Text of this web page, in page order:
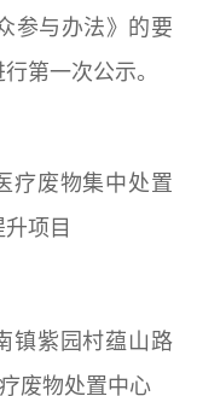
参与办法》的要
第一次公示。
疗废物集中处置
项目
镇紫园村蕴山路
废物处置中心